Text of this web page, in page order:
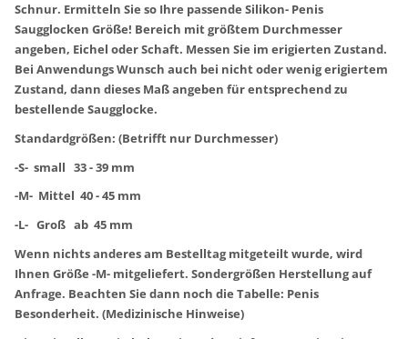
Schnur. Ermitteln Sie so Ihre passende Silikon- Penis
Saugglocken Größe! Bereich mit größtem Durchmesser
angeben, Eichel oder Schaft. Messen Sie im erigierten Zustand.
Bei Anwendungs Wunsch auch bei nicht oder wenig erigiertem
Zustand, dann dieses Maß angeben für entsprechend zu
bestellende Saugglocke.
Standardgrößen: (Betrifft nur Durchmesser)
-S- small 33 - 39 mm
-M- Mittel 40 - 45 mm
-L- Groß ab 45 mm
Wenn nichts anderes am Bestelltag mitgeteilt wurde, wird
Ihnen Größe -M- mitgeliefert. Sondergrößen Herstellung auf
Anfrage. Beachten Sie dann noch die Tabelle: Penis
Besonderheit. (Medizinische Hinweise)